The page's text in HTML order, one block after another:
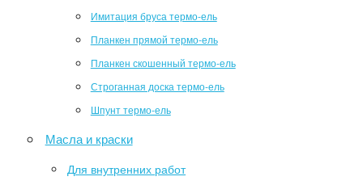
Имитация бруса термо-ель
Планкен прямой термо-ель
Планкен скошенный термо-ель
Строганная доска термо-ель
Шпунт термо-ель
Масла и краски
Для внутренних работ